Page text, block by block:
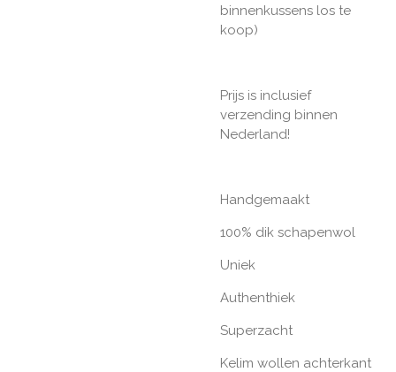
binnenkussens los te
koop)
Prijs is inclusief
verzending binnen
Nederland!
Handgemaakt
100% dik schapenwol
Uniek
Authenthiek
Superzacht
Kelim wollen achterkant